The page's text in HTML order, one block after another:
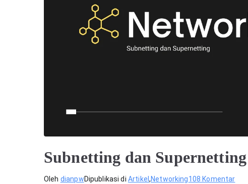
Subnetting dan Supernetting
Oleh dianpwDipublikasi di Artikel ,Networking108 Komentarpada